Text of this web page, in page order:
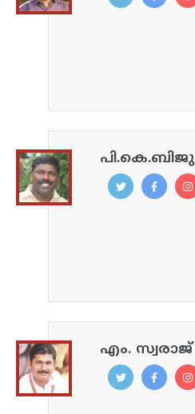
പി.കെ.ബിജു
എം. സ്വരാജ്